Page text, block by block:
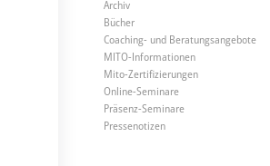
Archiv
Bücher
Coaching- und Beratungsangebote
MITO-Informationen
Mito-Zertifizierungen
Online-Seminare
Präsenz-Seminare
Pressenotizen